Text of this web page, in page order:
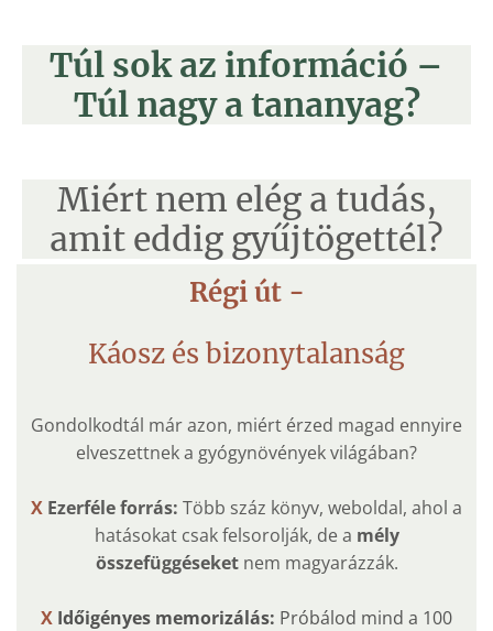
Túl sok az információ –
Túl nagy a tananyag?
Miért nem elég a tudás,
amit eddig gyűjtögettél?
Régi út -
Káosz és bizonytalanság
Gondolkodtál már azon, miért érzed magad ennyire
elveszettnek a gyógynövények világában?
X Ezerféle forrás: Több száz könyv, weboldal, ahol a
hatásokat csak felsorolják, de a mély
összefüggéseketnem magyarázzák.
X Időigényes memorizálás: Próbálod mind a 100